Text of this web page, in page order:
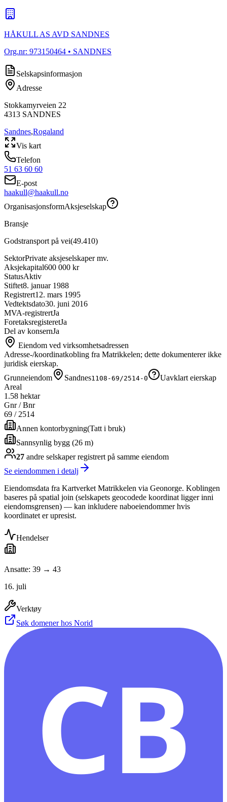
HÅKULL AS AVD SANDNES
Org.nr: 973150464 • SANDNES
Selskapsinformasjon
Adresse
Stokkamyrveien 22
4313 SANDNES
Sandnes,Rogaland
Vis kart
Telefon
51 63 60 60
E-post
haakull@haakull.no
OrganisasjonsformAksjeselskap
Bransje
Godstransport på vei(49.410)
SektorPrivate aksjeselskaper mv.
Aksjekapital600 000 kr
StatusAktiv
Stiftet8. januar 1988
Registrert12. mars 1995
Vedtektsdato30. juni 2016
MVA-registrertJa
ForetaksregisteretJa
Del av konsernJa
Eiendom ved virksomhetsadressen
Adresse-/koordinatkobling fra Matrikkelen; dette dokumenterer ikke
juridisk eierskap.
Grunneiendom
Sandnes1108-69/2514-0
Uavklart eierskap
Areal
1.58 hektar
Gnr / Bnr
69 /2514
Annen kontorbygning(Tatt i bruk)
Sannsynlig bygg (26 m)
27 andre selskaperregistrert på samme eiendom
Se eiendommen i detalj
Eiendomsdata fra Kartverket Matrikkelen via Geonorge. Koblingen
baseres på spatial join (selskapets geocodede koordinat ligger inni
eiendomsgrensen) — kan inkludere naboeiendommer hvis
koordinatet er upresist.
Hendelser
Ansatte: 39 → 43
16. juli
Verktøy
Søk domener hos Norid
CB